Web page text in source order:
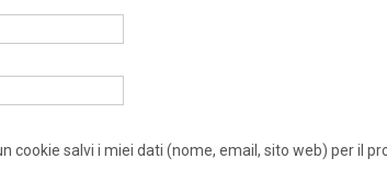
cookie salvi i miei dati (nome, email, sito web) per il